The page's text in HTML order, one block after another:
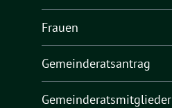
Frauen
Gemeinderatsantrag
Gemeinderatsmitglieder